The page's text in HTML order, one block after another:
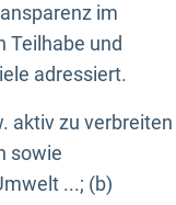
im
Teilhabe und
adressiert.
aktiv zu verbreiten
sowie
...; (b)